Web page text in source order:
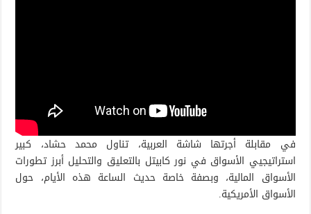
في مقابلة أجرتها شاشة العربية، تناول محمد حشاد، كبير
استراتيجيي الأسواق في نور كابيتل بالتعليق والتحليل أبرز تطورات
الأسواق المالية، وبصفة خاصة حديث الساعة هذه الأيام، حول
الأسواق الأمريكية.